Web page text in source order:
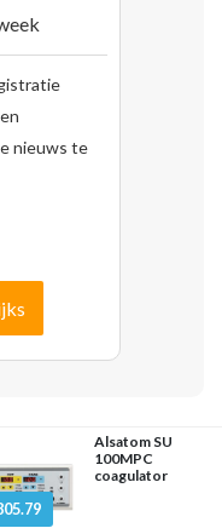
nieuws te
Alsatom SU
100MPC
coagulator